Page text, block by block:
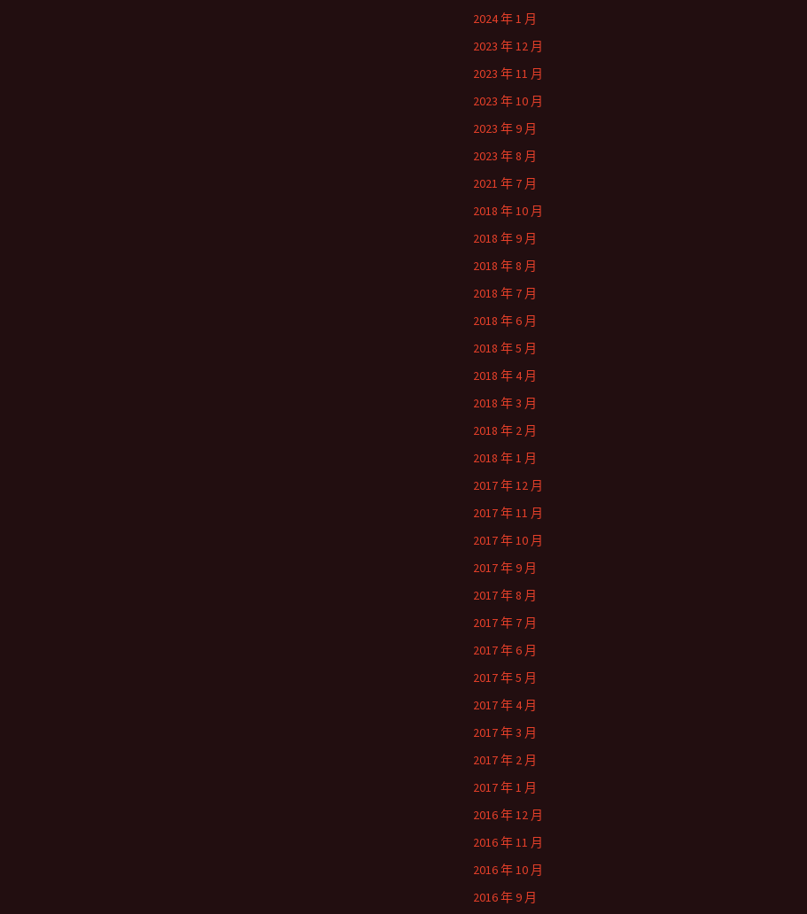
2024 年 1 月
2023 年 12 月
2023 年 11 月
2023 年 10 月
2023 年 9 月
2023 年 8 月
2021 年 7 月
2018 年 10 月
2018 年 9 月
2018 年 8 月
2018 年 7 月
2018 年 6 月
2018 年 5 月
2018 年 4 月
2018 年 3 月
2018 年 2 月
2018 年 1 月
2017 年 12 月
2017 年 11 月
2017 年 10 月
2017 年 9 月
2017 年 8 月
2017 年 7 月
2017 年 6 月
2017 年 5 月
2017 年 4 月
2017 年 3 月
2017 年 2 月
2017 年 1 月
2016 年 12 月
2016 年 11 月
2016 年 10 月
2016 年 9 月